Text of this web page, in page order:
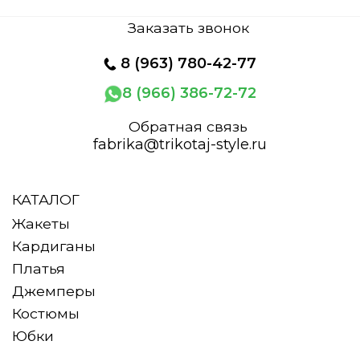
Заказать звонок
8 (963) 780-42-77
8 (966) 386-72-72
Обратная связь
fabrika@trikotaj-style.ru
КАТАЛОГ
Жакеты
Кардиганы
Платья
Джемперы
Костюмы
Юбки